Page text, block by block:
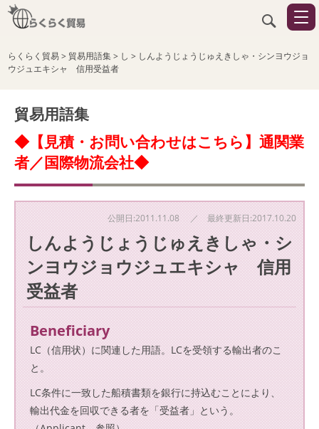
らくらく貿易> 貿易用語集> し > しんようじょうじゅえきしゃ・シンヨウジョ
ウジュエキシャ 信用受益者
貿易用語集
◆【見積・お問い合わせはこちら】通関業
者／国際物流会社◆
公開日:2011.11.08 ／ 最終更新日:2017.10.20
しんようじょうじゅえきしゃ・シ
ンヨウジョウジュエキシャ 信用
受益者
Beneficiary
LC（信用状）に関連した用語。LCを受領する輸出者のこ
と。
LC条件に一致した船積書類を銀行に持込むことにより、
輸出代金を回収できる者を「受益者」という。